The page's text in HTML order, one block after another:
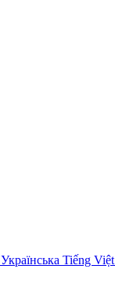
Українська Tiếng Việt